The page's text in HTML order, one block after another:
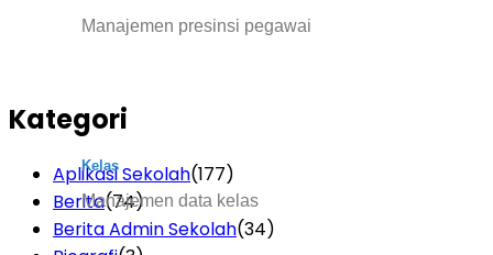
Manajemen presinsi pegawai
Kelas
Manajemen data kelas
Kategori
Aplikasi Sekolah(177)
Berita(74)
Berita Admin Sekolah(34)